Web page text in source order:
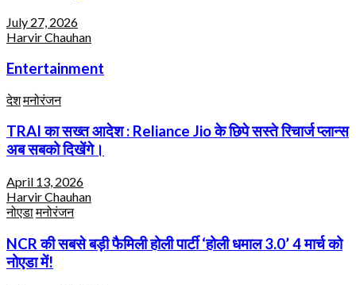
July 27, 2026
Harvir Chauhan
Entertainment
देशमनोरंजन
TRAI का सख्त आदेश : Reliance Jio के छिपे सस्ते रिचार्ज प्लान्स
अब सबको दिखेंगे।
April 13, 2026
Harvir Chauhan
नोएडामनोरंजन
NCR की सबसे बड़ी फैमिली होली पार्टी ‘होली धमाल 3.0’ 4 मार्च को
नोएडा में!